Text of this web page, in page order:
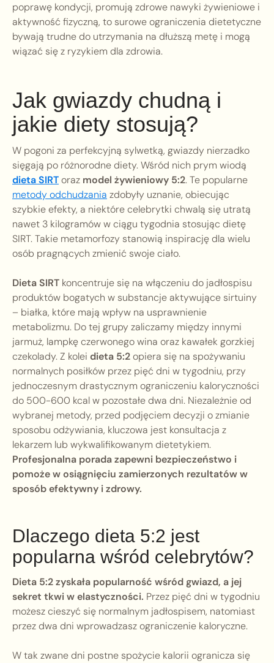
poprawę kondycji, promują zdrowe nawyki żywieniowe i
aktywność fizyczną, to surowe ograniczenia dietetyczne
bywają trudne do utrzymania na dłuższą metę i mogą
wiązać się z ryzykiem dla zdrowia.
Jak gwiazdy chudną i
jakie diety stosują?
W pogoni za perfekcyjną sylwetką, gwiazdy nierzadko
sięgają po różnorodne diety. Wśród nich prym wiodą
dieta SIRToraz model żywieniowy 5:2. Te popularne
metody odchudzania zdobyły uznanie, obiecując
szybkie efekty, a niektóre celebrytki chwalą się utratą
nawet 3 kilogramów w ciągu tygodnia stosując dietę
SIRT. Takie metamorfozy stanowią inspirację dla wielu
osób pragnących zmienić swoje ciało.
Dieta SIRT koncentruje się na włączeniu do jadłospisu
produktów bogatych w substancje aktywujące sirtuiny
– białka, które mają wpływ na usprawnienie
metabolizmu. Do tej grupy zaliczamy między innymi
jarmuż, lampkę czerwonego wina oraz kawałek gorzkiej
czekolady. Z kolei dieta 5:2opiera się na spożywaniu
normalnych posiłków przez pięć dni w tygodniu, przy
jednoczesnym drastycznym ograniczeniu kaloryczności
do 500-600 kcal w pozostałe dwa dni. Niezależnie od
wybranej metody, przed podjęciem decyzji o zmianie
sposobu odżywiania, kluczowa jest konsultacja z
lekarzem lub wykwalifikowanym dietetykiem.
Profesjonalna porada zapewni bezpieczeństwo i
pomoże w osiągnięciu zamierzonych rezultatów w
sposób efektywny i zdrowy.
Dlaczego dieta 5:2 jest
popularna wśród celebrytów?
Dieta 5:2 zyskała popularność wśród gwiazd, a jej
sekret tkwi w elastyczności. Przez pięć dni w tygodniu
możesz cieszyć się normalnym jadłospisem, natomiast
przez dwa dni wprowadzasz ograniczenie kaloryczne.
W tak zwane dni postne spożycie kalorii ogranicza się